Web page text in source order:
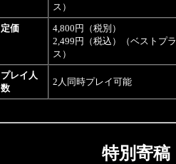
ス）
定価
4,800円（税別）
2,499円（税込）（ベストプ
ス）
プレイ人
数
2人同時プレイ可能
特別寄稿